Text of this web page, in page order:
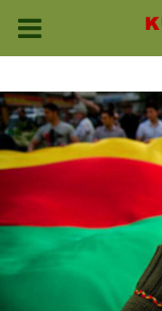
content